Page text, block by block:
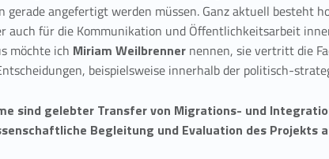
gerade angefertigt werden müssen. Ganz aktuell besteht
auch für die Kommunikation und Öffentlichkeitsarbeit
möchte ich Miriam Weilbrenner nennen, sie vertritt die
beispielsweise innerhalb der politisch-
sind gelebter Transfer von Migrations- und
Begleitung und Evaluation des Projekts